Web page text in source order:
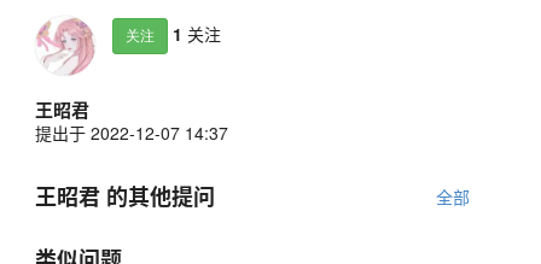
关注 1 关注
王昭君
提出于 2022-12-07 14:37
全部
王昭君 的其他提问